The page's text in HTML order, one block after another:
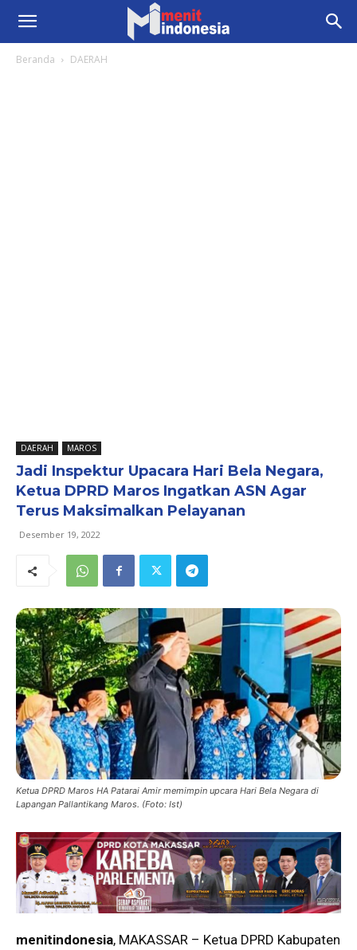
Beranda DAERAH
DAERAH MAROS
Jadi Inspektur Upacara Hari Bela Negara,
Ketua DPRD Maros Ingatkan ASN Agar
Terus Maksimalkan Pelayanan
Desember 19, 2022
Ketua DPRD Maros HA Patarai Amir memimpin upcara Hari Bela Negara di
Lapangan Pallantikang Maros. (Foto: Ist)
menitindonesia, MAKASSAR – Ketua DPRD Kabupaten